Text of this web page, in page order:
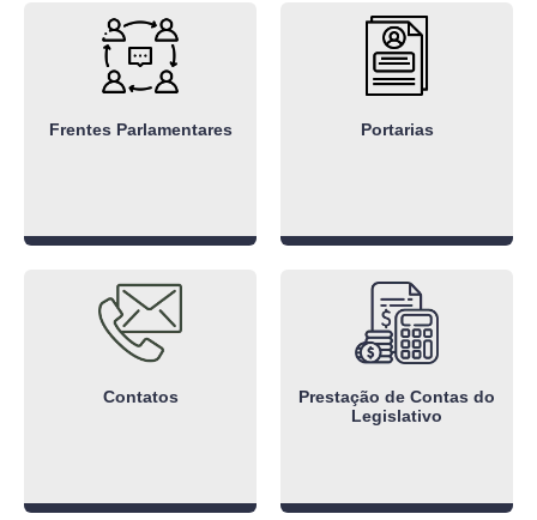
Frentes Parlamentares Portarias
Contatos
Prestação de Contas do
Legislativo